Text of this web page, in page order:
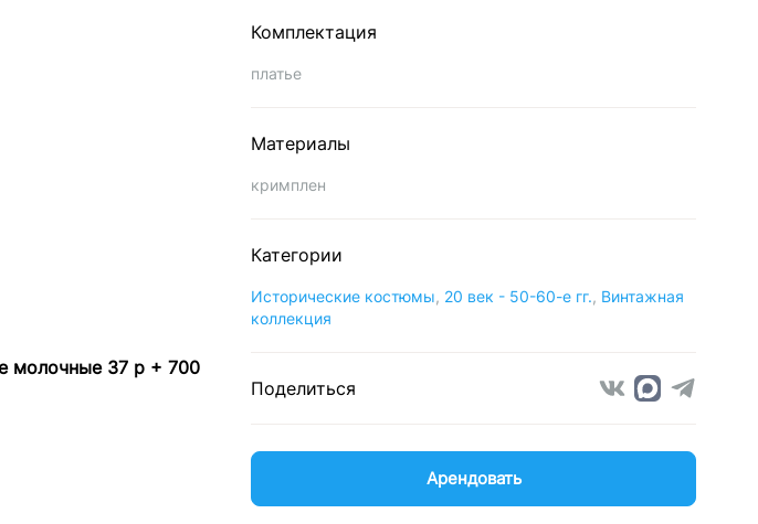
Комплектация
платье
Материалы
кримплен
Категории
Исторические костюмы, 20 век - 50-60-е гг., Винтажная
коллекция
Поделиться
Арендовать
молочные 37 р + 700